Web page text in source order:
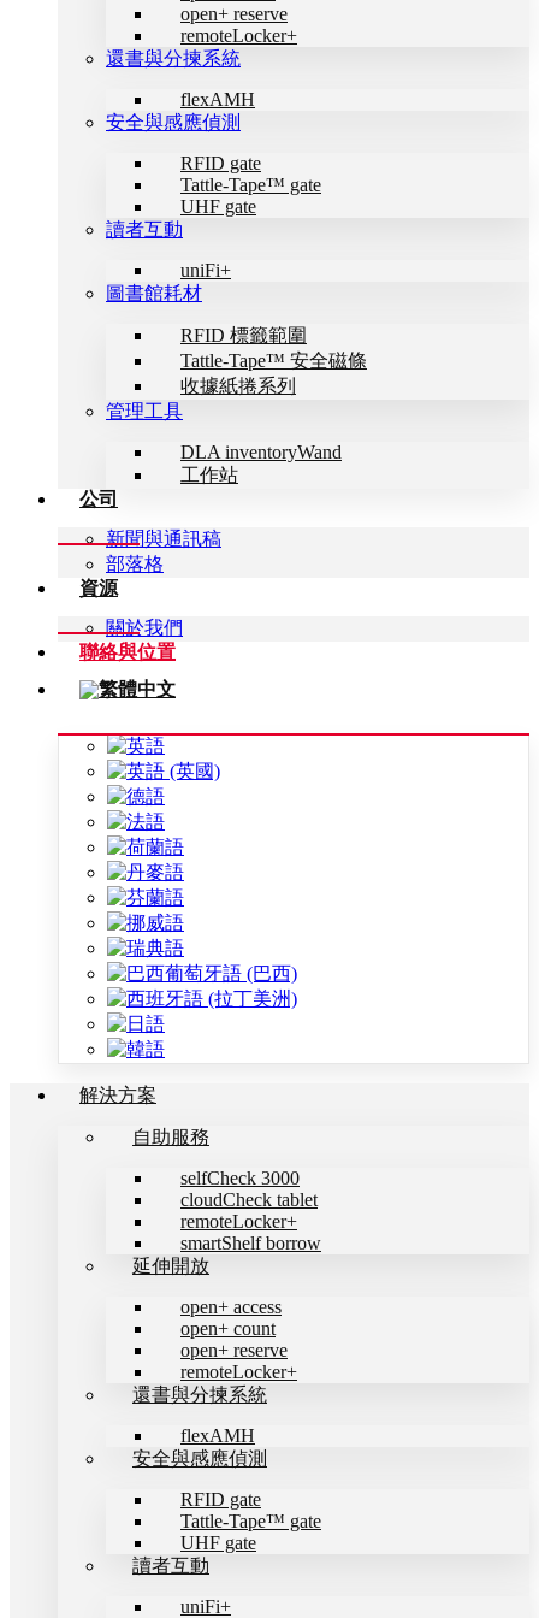
open+ reserve
remoteLocker+
還書與分揀系統
flexAMH
安全與感應偵測
RFID gate
Tattle-Tape™ gate
UHF gate
讀者互動
uniFi+
圖書館耗材
RFID 標籤範圍
Tattle-Tape™ 安全磁條
收據紙捲系列
管理工具
DLA inventoryWand
工作站
公司
新聞與通訊稿
部落格
資源
關於我們
聯絡與位置
解決方案
自助服務
selfCheck 3000
cloudCheck tablet
remoteLocker+
smartShelf borrow
延伸開放
open+ access
open+ count
open+ reserve
remoteLocker+
還書與分揀系統
flexAMH
安全與感應偵測
RFID gate
Tattle-Tape™ gate
UHF gate
讀者互動
uniFi+